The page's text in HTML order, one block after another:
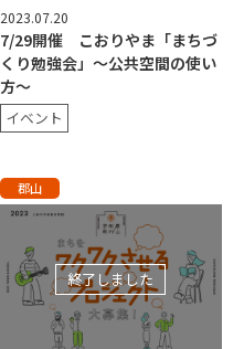
2023.07.20
7/29開催 こおりやま「まちづ
くり勉強会」〜公共空間の使い
方〜
イベント
郡山
終了しました